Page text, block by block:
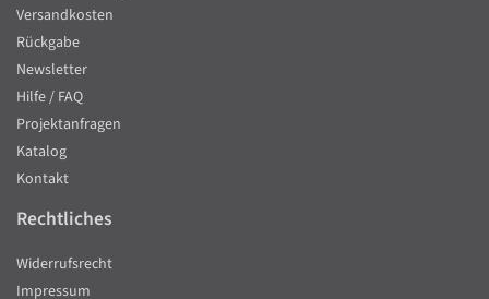
Versandkosten
Rückgabe
Newsletter
Hilfe / FAQ
Projektanfragen
Katalog
Kontakt
Rechtliches
Widerrufsrecht
Impressum